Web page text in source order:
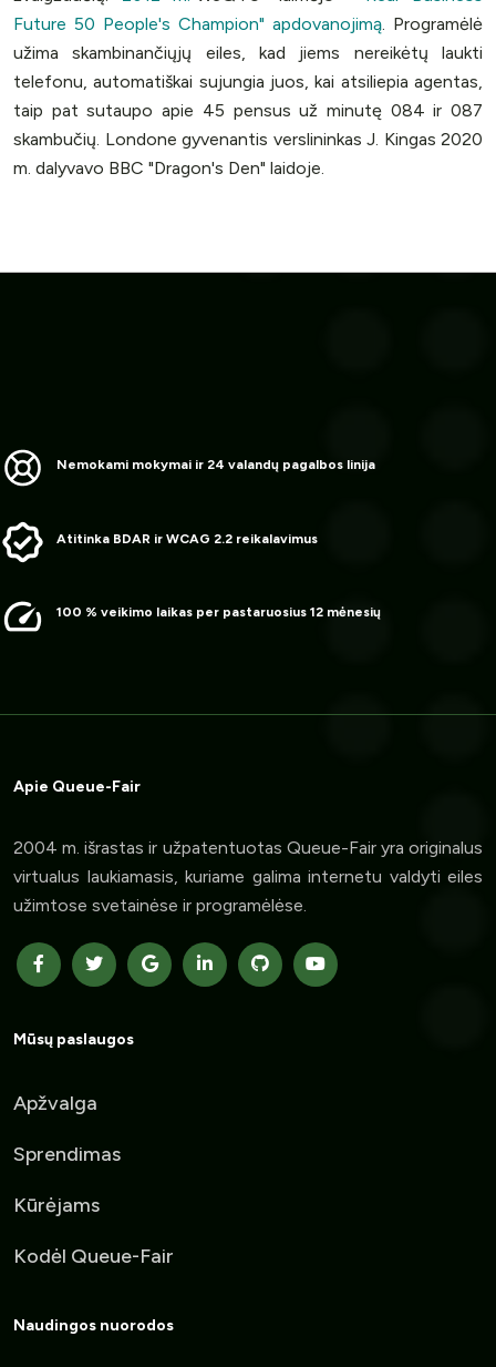
Future 50 People's Champion" apdovanojimą . Programėlė
užima skambinančiųjų eiles, kad jiems nereikėtų laukti
telefonu, automatiškai sujungia juos, kai atsiliepia agentas,
taip pat sutaupo apie 45 pensus už minutę 084 ir 087
skambučių. Londone gyvenantis verslininkas J. Kingas 2020
m. dalyvavo BBC "Dragon's Den" laidoje.
Nemokami mokymai ir 24 valandų pagalbos linija
Atitinka BDAR ir WCAG 2.2 reikalavimus
100 % veikimo laikas per pastaruosius 12 mėnesių
Apie Queue-Fair
2004 m. išrastas ir užpatentuotas Queue-Fair yra originalus
virtualus laukiamasis, kuriame galima internetu valdyti eiles
užimtose svetainėse ir programėlėse.
Mūsų paslaugos
Apžvalga
Sprendimas
Kūrėjams
Kodėl Queue-Fair
Naudingos nuorodos